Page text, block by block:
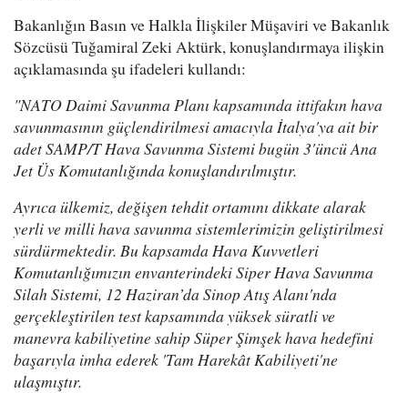
Bakanlığın Basın ve Halkla İlişkiler Müşaviri ve Bakanlık
Sözcüsü Tuğamiral Zeki Aktürk, konuşlandırmaya ilişkin
açıklamasında şu ifadeleri kullandı:
"NATO Daimi Savunma Planı kapsamında ittifakın hava
savunmasının güçlendirilmesi amacıyla İtalya'ya ait bir
adet SAMP/T Hava Savunma Sistemi bugün 3'üncü Ana
Jet Üs Komutanlığında konuşlandırılmıştır.
Ayrıca ülkemiz, değişen tehdit ortamını dikkate alarak
yerli ve milli hava savunma sistemlerimizin geliştirilmesi
sürdürmektedir. Bu kapsamda Hava Kuvvetleri
Komutanlığımızın envanterindeki Siper Hava Savunma
Silah Sistemi, 12 Haziran’da Sinop Atış Alanı'nda
gerçekleştirilen test kapsamında yüksek süratli ve
manevra kabiliyetine sahip Süper Şimşek hava hedefini
başarıyla imha ederek 'Tam Harekât Kabiliyeti'ne
ulaşmıştır.